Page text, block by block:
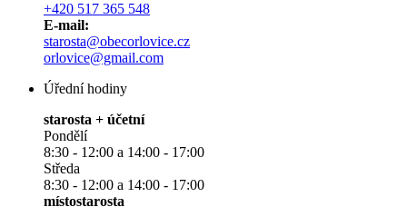
+420 517 365 548
E-mail:
starosta@obecorlovice.cz
orlovice@gmail.com
Úřední hodiny
starosta + účetní
Pondělí
8:30 - 12:00 a 14:00 - 17:00
Středa
8:30 - 12:00 a 14:00 - 17:00
místostarosta